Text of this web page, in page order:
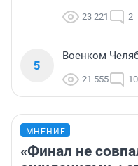
23 221 2
5
Военком
21 555
МНЕНИЕ
«Финал не